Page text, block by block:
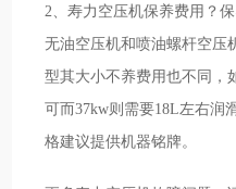
2、寿力空压机保养费用？
无油空压机和喷油螺杆空压
型其大小不养费用也不同，
可而37kw则需要18L左右润
格建议提供机器铭牌。